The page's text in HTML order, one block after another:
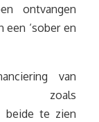
ontvangen
een ‘sober en
van
zoals
beide te zien